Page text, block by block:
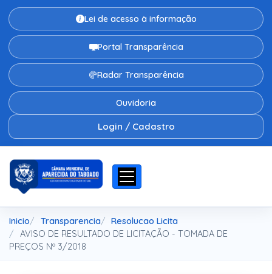
Lei de acesso à informação
Portal Transparência
Radar Transparência
Ouvidoria
Login / Cadastro
Inicio Transparencia
Resolucao Licita
AVISO DE RESULTADO DE LICITAÇÃO - TOMADA DE
PREÇOS Nº 3/2018